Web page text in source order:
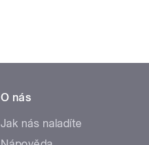
O nás
Jak nás naladíte